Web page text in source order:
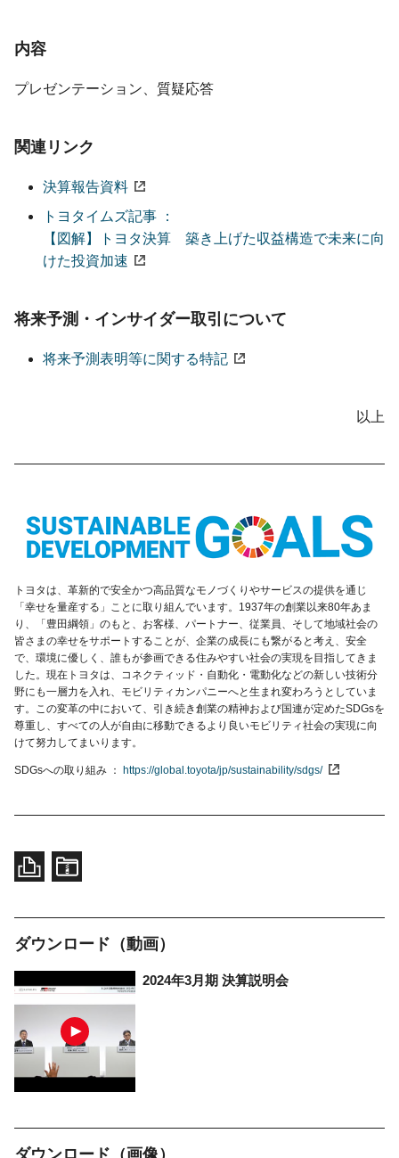
内容
プレゼンテーション、 質疑応答
関連リンク
決算報告資料
トヨタイムズ記事 ：
【図解】トヨタ決算 築き上げた収益構造で未来に向
けた投資加速
将来予測・インサイダー取引について
将来予測表明等に関する特記
以上
トヨタは、革新的で安全かつ高品質なモノづくりやサービスの提供を通じ
「幸せを量産する」ことに取り組んでいます。1937年の創業以来80年あま
り、「豊田綱領」のもと、お客様、パートナー、従業員、そして地域社会の
皆さまの幸せをサポートすることが、企業の成長にも繋がると考え、安全
で、環境に優しく、誰もが参画できる住みやすい社会の実現を目指してきま
した。現在トヨタは、コネクティッド・自動化・電動化などの新しい技術分
野にも一層力を入れ、モビリティカンパニーへと生まれ変わろうとしていま
す。この変革の中において、引き続き創業の精神および国連が定めたSDGsを
尊重し、すべての人が自由に移動できるより良いモビリティ社会の実現に向
けて努力してまいります。
SDGsへの取り組み https://global.toyota/jp/sustainability/sdgs/
ダウンロード（動画）
2024年3月期 決算説明会
ダウンロード（画像）